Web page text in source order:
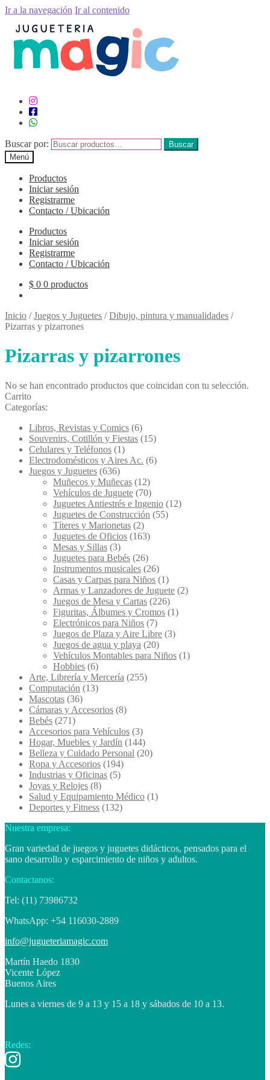
Ir a la navegación Ir al contenido
Buscar por:
Buscar
Menú
Productos
Iniciar sesión
Registrarme
Contacto / Ubicación
Productos
Iniciar sesión
Registrarme
Contacto / Ubicación
$ 0 0 productos
Inicio /Juegos y Juguetes /Dibujo, pintura y manualidades /
Pizarras y pizarrones
Pizarras y pizarrones
No se han encontrado productos que coincidan con tu selección.
Carrito
Categorías:
Libros, Revistas y Comics (6)
Souvenirs, Cotillón y Fiestas (15)
Celulares y Teléfonos (1)
Electrodomésticos y Aires Ac. (6)
Juegos y Juguetes (636)
Muñecos y Muñecas (12)
Vehículos de Juguete (70)
Juguetes Antiestrés e Ingenio (12)
Juguetes de Construcción (55)
Títeres y Marionetas (2)
Juguetes de Oficios (163)
Mesas y Sillas (3)
Juguetes para Bebés (26)
Instrumentos musicales (26)
Casas y Carpas para Niños (1)
Armas y Lanzadores de Juguete (2)
Juegos de Mesa y Cartas (226)
Figuritas, Álbumes y Cromos (1)
Electrónicos para Niños (7)
Juegos de Plaza y Aire Libre (3)
Juegos de agua y playa (20)
Vehículos Montables para Niños (1)
Hobbies (6)
Arte, Librería y Mercería (255)
Computación (13)
Mascotas (36)
Cámaras y Accesorios (8)
Bebés (271)
Accesorios para Vehículos (3)
Hogar, Muebles y Jardín (144)
Belleza y Cuidado Personal (20)
Ropa y Accesorios (194)
Industrias y Oficinas (5)
Joyas y Relojes (8)
Salud y Equipamiento Médico (1)
Deportes y Fitness (132)
Nuestra empresa:
Gran variedad de juegos y juguetes didácticos, pensados para el
sano desarrollo y esparcimiento de niños y adultos.
Contactanos:
Tel: (11) 73986732
WhatsApp: +54 116030-2889
info@jugueteriamagic.com
Martín Haedo 1830
Vicente López
Buenos Aires
Lunes a viernes de 9 a 13 y 15 a 18 y sábados de 10 a 13.
Redes: